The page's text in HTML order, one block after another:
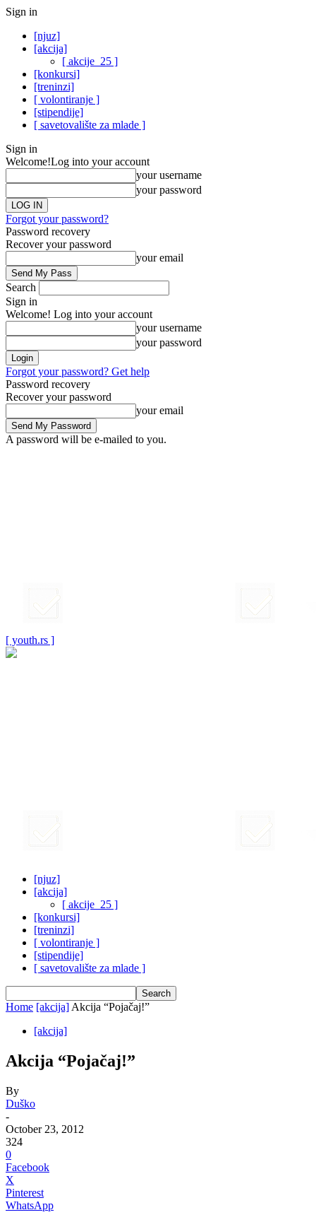
Sign in
[njuz]
[akcija]
[ akcije_25 ]
[konkursi]
[treninzi]
[ volontiranje ]
[stipendije]
[ savetovalište za mlade ]
Sign in
Welcome!Log into your account
your username
your password
Forgot your password?
Password recovery
Recover your password
your email
Search
Sign in
Welcome! Log into your account
your username
your password
Forgot your password? Get help
Password recovery
Recover your password
your email
A password will be e-mailed to you.
[ youth.rs ]
[njuz]
[akcija]
[ akcije_25 ]
[konkursi]
[treninzi]
[ volontiranje ]
[stipendije]
[ savetovalište za mlade ]
Home [akcija] Akcija “Pojačaj!”
[akcija]
Akcija “Pojačaj!”
By
Duško
-
October 23, 2012
324
0
Facebook
X
Pinterest
WhatsApp